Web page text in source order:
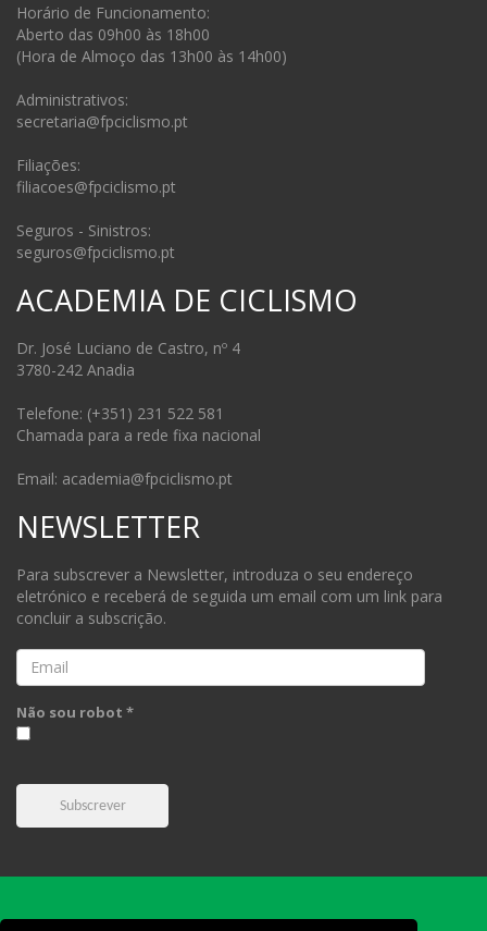
Horário de Funcionamento:
Aberto das 09h00 às 18h00
(Hora de Almoço das 13h00 às 14h00)
Administrativos:
secretaria@fpciclismo.pt
Filiações:
filiacoes@fpciclismo.pt
Seguros - Sinistros:
seguros@fpciclismo.pt
ACADEMIA DE CICLISMO
Dr. José Luciano de Castro, nº 4
3780-242 Anadia
Telefone: (+351) 231 522 581
Chamada para a rede fixa nacional
Email: academia@fpciclismo.pt
NEWSLETTER
Para subscrever a Newsletter, introduza o seu endereço
eletrónico e receberá de seguida um email com um link para
concluir a subscrição.
Email
Não sou robot *
Subscrever